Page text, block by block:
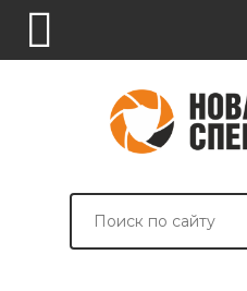
СПЕЦОДЕЖДА
СПЕЦОБУВЬ
СРЕДСТВА
ВСПОМОГАТЕЛЬНЫЕ
БРЕНДИРОВАНИЕ